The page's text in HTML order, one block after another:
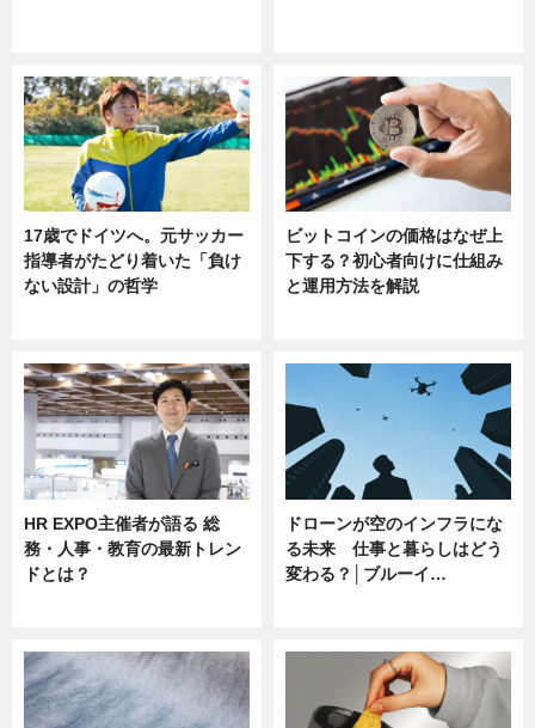
17歳でドイツへ。元サッカー
指導者がたどり着いた「負け
ない設計」の哲学
ビットコインの価格はなぜ上
下する？初心者向けに仕組み
と運用方法を解説
HR EXPO主催者が語る 総
務・人事・教育の最新トレン
ドとは？
ドローンが空のインフラにな
る未来 仕事と暮らしはどう
変わる？│ブルーイ…